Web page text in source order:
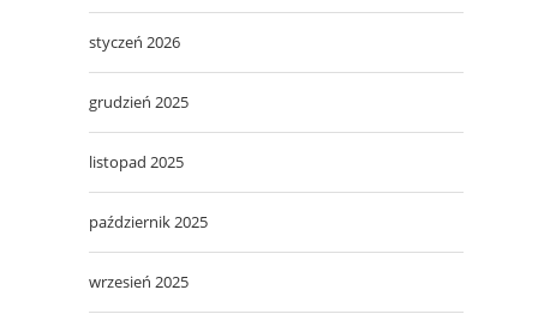
styczeń 2026
grudzień 2025
listopad 2025
październik 2025
wrzesień 2025